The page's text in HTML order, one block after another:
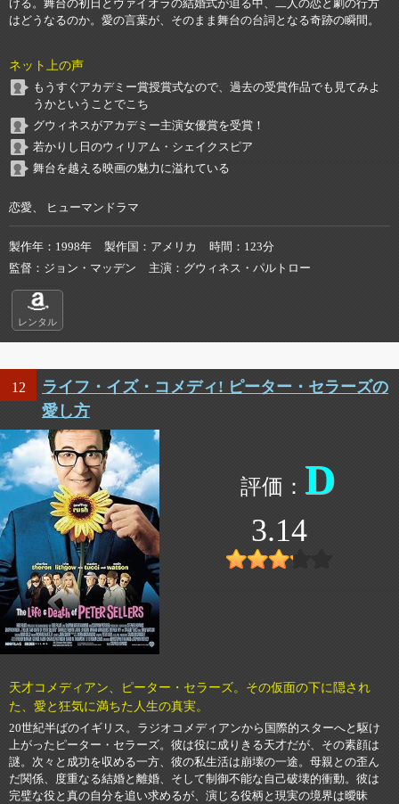
ける。舞台の初日とヴァイオラの結婚式が迫る中、二人の恋と劇の行方
はどうなるのか。愛の言葉が、そのまま舞台の台詞となる奇跡の瞬間。
ネット上の声
もうすぐアカデミー賞授賞式なので、過去の受賞作品でも見てみよ
うかということでこち
グウィネスがアカデミー主演女優賞を受賞！
若かりし日のウィリアム・シェイクスピア
舞台を越える映画の魅力に溢れている
恋愛、 ヒューマンドラマ
製作年 1998年 製作国 アメリカ 時間
123分
監督
ジョン・マッデン 主演 グウィネス・パルトロー
レンタル
12
ライフ・イズ・コメディ! ピーター・セラーズの
愛し方
D
3.14
天才コメディアン、ピーター・セラーズ。その仮面の下に隠され
た、愛と狂気に満ちた人生の真実。
20世紀半ばのイギリス。ラジオコメディアンから国際的スターへと駆け
上がったピーター・セラーズ。彼は役に成りきる天才だが、その素顔は
謎。次々と成功を収める一方、彼の私生活は崩壊の一途。母親との歪ん
だ関係、度重なる結婚と離婚、そして制御不能な自己破壊的衝動。彼は
完璧な役と真の自分を追い求めるが、演じる役柄と現実の境界は曖昧